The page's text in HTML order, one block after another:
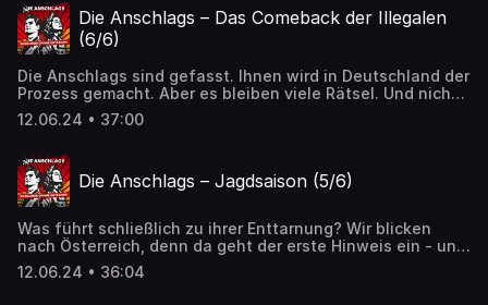
und Florian Flade.
Die Anschlags – Das Comeback der Illegalen
(6/6)
Die Anschlags sind gefasst. Ihnen wird in Deutschland der
Prozess gemacht. Aber es bleiben viele Rätsel. Und nicht
nur das: Viel weist darauf hin, dass die Zeit der Illegalen
mit den Anschlags nicht zu Ende gegangen ist.// Von
WDR/NDR 2024 Von Palina Milling, Manuel Bewarder und
Florian Flade.
12.06.24 • 37:00
Die Anschlags – Jagdsaison (5/6)
Was führt schließlich zu ihrer Enttarnung? Wir blicken
nach Österreich, denn da geht der erste Hinweis ein - und
die Jagd beginnt: Sind die deutschen Ermittler den
Spionen einen Schritt voraus? Oder können die Anschlags
12.06.24 • 36:04